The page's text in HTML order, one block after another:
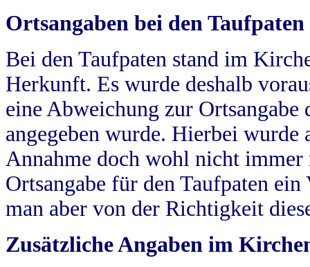
Ortsangaben bei den Taufpaten
Bei den Taufpaten stand im
Herkunft. Es wurde deshalb
eine Abweichung zur
angegeben wurde. Hierbei wurde
Annahme doch wohl nicht
Ortsangabe für den Taufpaten
man aber von der Richtigkeit
Zusätzliche Angaben im